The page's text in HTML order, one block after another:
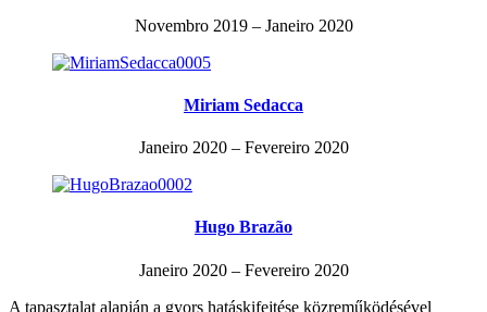
Novembro 2019 – Janeiro 2020
Miriam Sedacca
Janeiro 2020 – Fevereiro 2020
Hugo Brazão
Janeiro 2020 – Fevereiro 2020
A tapasztalat alapján a gyors hatáskifejtése közreműködésével